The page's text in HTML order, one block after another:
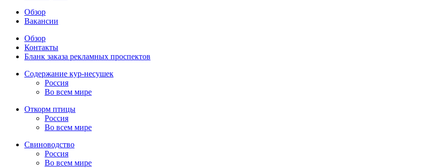
Обзор
Вакансии
Обзор
Контакты
Бланк заказа рекламных проспектов
Содержание кур-несушек
Россия
Во всем мире
Откорм птицы
Россия
Во всем мире
Свиноводство
Россия
Во всем мире